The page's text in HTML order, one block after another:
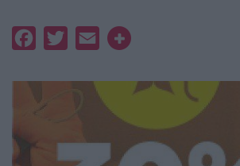
FacebookTwitterEmail